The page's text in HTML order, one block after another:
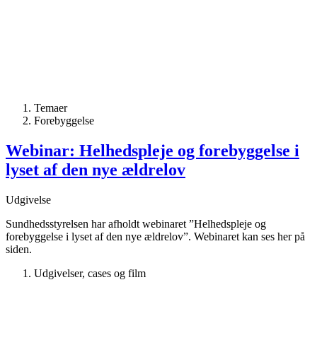
Temaer
Forebyggelse
Webinar: Helhedspleje og forebyggelse i
lyset af den nye ældrelov
Udgivelse
Sundhedsstyrelsen har afholdt webinaret ”Helhedspleje og
forebyggelse i lyset af den nye ældrelov”. Webinaret kan ses her på
siden.
Udgivelser, cases og film